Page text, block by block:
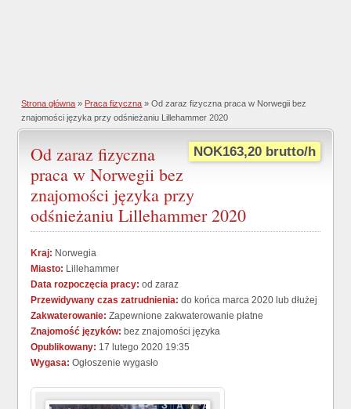
Strona główna » Praca fizyczna » Od zaraz fizyczna praca w Norwegii bez
znajomości języka przy odśnieżaniu Lillehammer 2020
NOK163,20 brutto/h
Od zaraz fizyczna
praca w Norwegii bez
znajomości języka przy
odśnieżaniu Lillehammer 2020
Kraj: Norwegia
Miasto: Lillehammer
Data rozpoczęcia pracy: od zaraz
Przewidywany czas zatrudnienia: do końca marca 2020 lub dłużej
Zakwaterowanie: Zapewnione zakwaterowanie płatne
Znajomość języków: bez znajomości języka
Opublikowany: 17 lutego 2020 19:35
Wygasa: Ogłoszenie wygasło